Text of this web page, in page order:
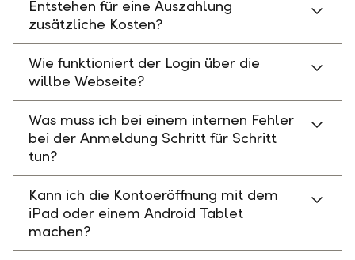
Entstehen für eine Auszahlung
zusätzliche Kosten?
Wie funktioniert der Login über die
willbe Webseite?
Was muss ich bei einem internen Fehler
bei der Anmeldung Schritt für Schritt
tun?
Kann ich die Kontoeröffnung mit dem
iPad oder einem Android Tablet
machen?